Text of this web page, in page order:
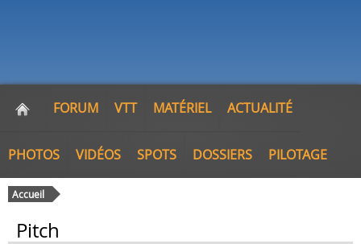
FORUM VTT MATÉRIEL ACTUALITÉ
PHOTOS VIDÉOS SPOTS DOSSIERS PILOTAGE
Accueil
Pitch